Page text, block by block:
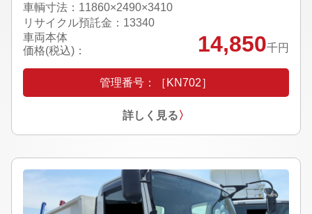
車輌寸法：11860×2490×3410
リサイクル預託金：13340
車両本体
価格(税込)：
14,850千円
管理番号：［KN702］
詳しく見る〉